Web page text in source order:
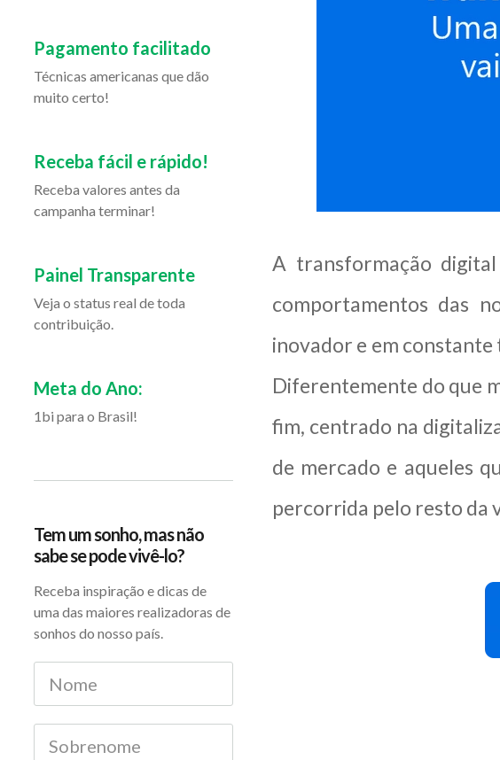
A transformação
comportamentos das
inovador e em
Diferentemente do que
fim, centrado na
de mercado e aqueles
percorrida pelo resto da
Pagamento facilitado
Técnicas americanas que dão
muito certo!
Receba fácil e rápido!
Receba valores antes da
campanha terminar!
Painel Transparente
Veja o status real de toda
contribuição.
Meta do Ano:
1bi para o Brasil!
Tem um sonho, mas não
sabe se pode vivê-lo?
Receba inspiração e dicas de
uma das maiores realizadoras de
sonhos do nosso país.